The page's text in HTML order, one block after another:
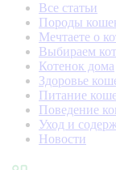
Все статьи
Породы
Мечтаете о
Выбираем
Котенок дома
Здоровье
Питание
Поведение
Уход и
Новости